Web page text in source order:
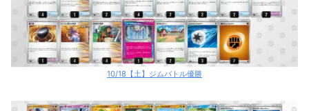
10/18【土】ジムバトル優勝